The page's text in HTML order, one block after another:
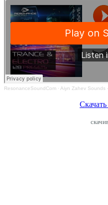
ResonanceSoundCom · Aiyn Zahev Sounds